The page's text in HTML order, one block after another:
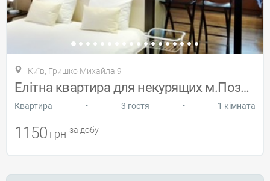
Київ, Гришко Михайла 9
Елітна квартира для некурящих м.Позняки
Квартира • 3 гостя • 1 кімната
1150 грн за добу